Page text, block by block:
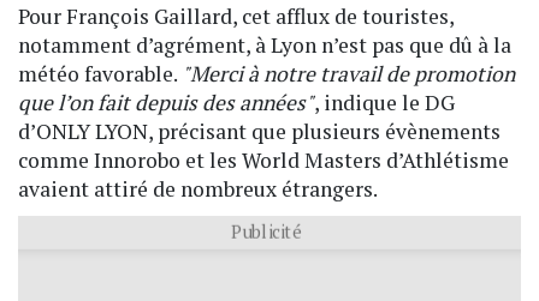
Pour François Gaillard, cet afflux de touristes,
notamment d’agrément, à Lyon n’est pas que dû à la
météo favorable. "Merci à notre travail de promotion
que l’on fait depuis des années", indique le DG
d’ONLY LYON, précisant que plusieurs évènements
comme Innorobo et les World Masters d’Athlétisme
avaient attiré de nombreux étrangers.
Publicité